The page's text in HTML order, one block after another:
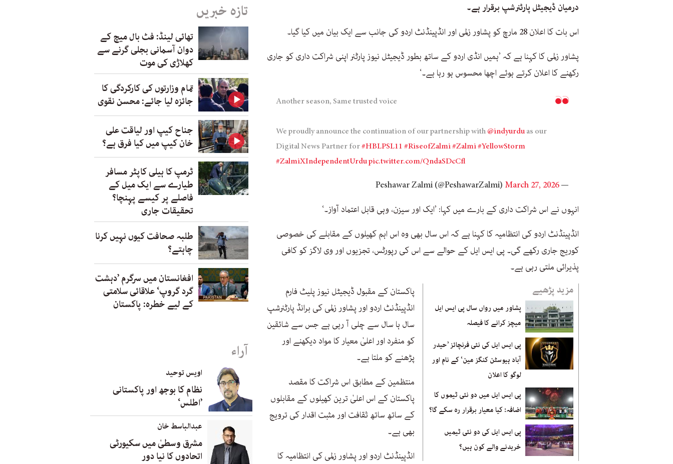
درمیان ڈیجیٹل پارٹنرشپ برقرار ہے۔
اس بات کا اعلان 28 مارچ کو پشاور زلمی اور انڈپینڈنٹ اردو کی جانب سے ایک بیان میں کیا گیا۔
پشاور زلمی کا کہنا ہے کہ ’ہمیں انڈی اردو کے ساتھ بطور ڈیجیٹل نیوز پارٹنر اپنی شراکت داری کو جاری
رکھنے کا اعلان کرتے ہوئے اچھا محسوس ہو رہا ہے۔‘
Another season, Same trusted voice
We proudly announce the continuation of our partnership with@indyurduas our
Digital News Partner for#HBLPSL11 #RiseofZalmi#Zalmi#YellowStorm
#ZalmiXIndependentUrdupic.twitter.com/QndaSDcCfl
— Peshawar Zalmi (@PeshawarZalmi)
March 27, 2026
انہوں نے اس شراکت داری کے بارے میں کہا: ’ایک اور سیزن، وہی قابل اعتماد آواز۔‘
انڈپینڈنٹ اردو کی انتظامیہ کا کہنا ہے کہ اس سال بھی وہ اس اہم کھیلوں کے مقابلے کی خصوصی
کوریج جاری رکھے گی۔ پی ایس ایل کے حوالے سے اس کی رپورٹس، تجزیوں اور وی لاگز کو کافی
پذیرائی ملتی رہی ہے۔
مزید پڑھیے
پشاور میں رواں سال پی ایس ایل
میچز کرانے کا فیصلہ
پی ایس ایل کی نئی فرنچائز ’حیدر
آباد ہیوسٹن کنگز مین‘ کے نام اور
لوگو کا اعلان
پی ایس ایل میں دو نئی ٹیموں کا
اضافہ: کیا معیار برقرار رہ سکے گا؟
پی ایس ایل کی دو نئی ٹیمیں
خریدنے والے کون ہیں؟
پاکستان کے مقبول ڈیجیٹل نیوز پلیٹ فارم
انڈپینڈنٹ اردو اور پشاور زلمی کی برانڈ پارٹنرشپ
سال ہا سال سے چلی آ رہی ہے جس سے شائقین
کو منفرد اور اعلیٰ معیار کا مواد دیکھنے اور
پڑھنے کو ملتا ہے۔
منتظمین کے مطابق اس شراکت کا مقصد
پاکستان کے اس اعلیٰ ترین کھیلوں کے مقابلوں
کے ساتھ ساتھ ثقافت اور مثبت اقدار کی ترویج
بھی ہے۔
انڈپینڈنٹ اردو اور پشاور زلمی کی انتظامیہ کا
تازہ خبریں
تھائی لینڈ: فٹ بال میچ کے
دوان آسمانی بجلی گرنے سے
کھلاڑی کی موت
تمام وزارتوں کی کارکردگی کا
جائزہ لیا جائے: محسن نقوی
جناح کیپ اور لیاقت علی
خان کیپ میں کیا فرق ہے؟
ٹرمپ کا ہیلی کاپٹر مسافر
طیارے سے ایک میل کے
فاصلے پر کیسے پہنچا؟
تحقیقات جاری
طلبہ صحافت کیوں نہیں کرنا
چاہتے؟
افغانستان میں سرگرم ’دہشت
گرد گروپ‘ علاقائی سلامتی
کے لیے خطرہ: پاکستان
آراء
اویس توحید
نظام کا بوجھ اور پاکستانی
’اطلس‘
عبدالباسط خان
مشرق وسطیٰ میں سکیورٹی
اتحادوں کا نیا دور